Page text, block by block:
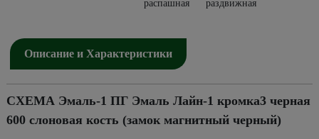
распашная раздвижная
Описание и Характеристики
СХЕМА Эмаль-1 ПГ Эмаль Лайн-1 кромка3 черная
600 слоновая кость (замок магнитный черный)